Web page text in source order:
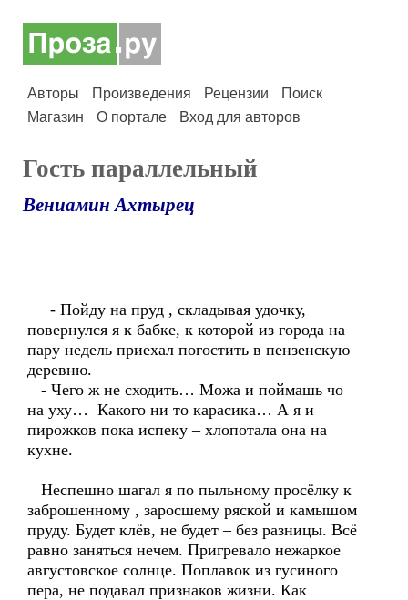
Авторы Произведения Рецензии
Поиск
Магазин
О портале Вход для авторов
Гость параллельный
Вениамин Ахтырец
- Пойду на пруд , складывая удочку,
повернулся я к бабке, к которой из города на
пару недель приехал погостить в пензенскую
деревню.
- Чего ж не сходить… Можа и поймашь чо
на уху… Какого ни то карасика… А я и
пирожков пока испеку – хлопотала она на
кухне.
Неспешно шагал я по пыльному просёлку к
заброшенному , заросшему ряской и камышом
пруду. Будет клёв, не будет – без разницы. Всё
равно заняться нечем. Пригревало нежаркое
августовское солнце. Поплавок из гусиного
пера, не подавал признаков жизни. Как